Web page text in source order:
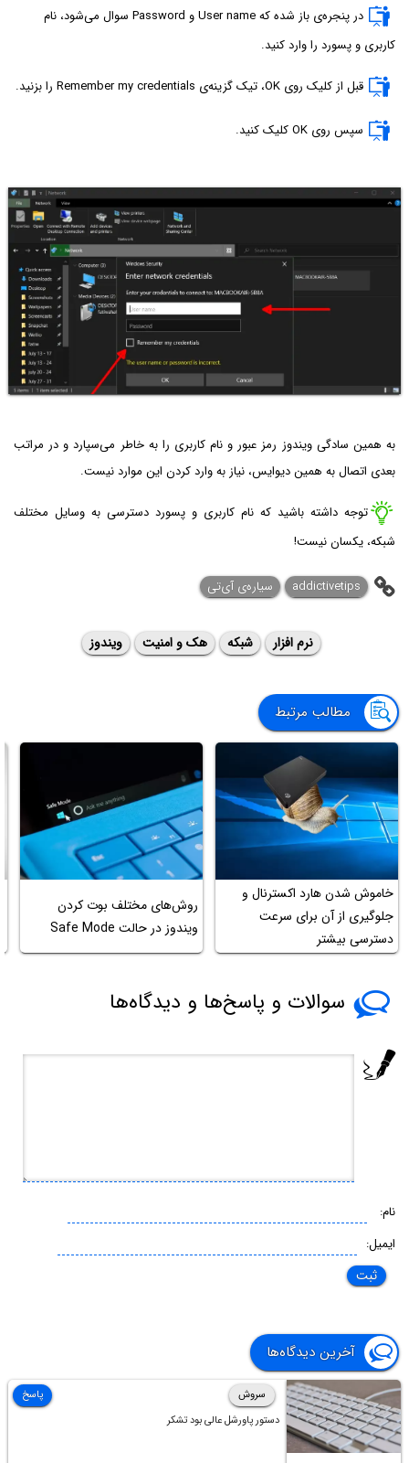
در پنجره‌ی باز شده که User name و Password سوال می‌شود، نام
کاربری و پسورد را وارد کنید.
قبل از کلیک روی OK، تیک گزینه‌ی Remember my credentials را بزنید.
سپس روی OK کلیک کنید.
به همین سادگی ویندوز رمز عبور و نام کاربری را به خاطر می‌سپارد و در مراتب
بعدی اتصال به همین دیوایس، نیاز به وارد کردن این موارد نیست.
توجه داشته باشید که نام کاربری و پسورد دسترسی به وسایل مختلف
شبکه، یکسان نیست!
addictivetips سیاره‌ی آی‌تی
نرم افزار شبکه هک و امنیت ویندوز
مطالب مرتبط
خاموش شدن هارد اکسترنال و
جلوگیری از آن برای سرعت
دسترسی بیشتر
روش‌های مختلف بوت کردن
ویندوز در حالت Safe Mode
سوالات و پاسخ‌ها و دیدگاه‌ها
نام:
ایمیل:
آخرین دیدگاه‌ها
سروش
دستور پاورشل عالی بود تشکر
پاسخ